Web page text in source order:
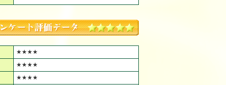
★★★★
★★★★
★★★★